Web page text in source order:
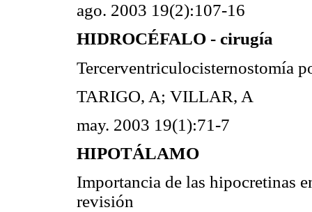
ago. 2003 19(2):107-16
HIDROCÉFALO - cirugía
Tercerventriculocisternostomía
TARIGO, A; VILLAR, A
may. 2003 19(1):71-7
HIPOTÁLAMO
Importancia de las hipocretinas
revisión